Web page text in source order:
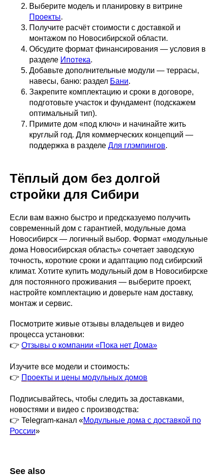
Выберите модель и планировку в витрине
Проекты.
Получите расчёт стоимости с доставкой и
монтажом по Новосибирской области.
Обсудите формат финансирования — условия в
разделе Ипотека.
Добавьте дополнительные модули — террасы,
навесы, баню: раздел Бани.
Закрепите комплектацию и сроки в договоре,
подготовьте участок и фундамент (подскажем
оптимальный тип).
Примите дом «под ключ» и начинайте жить
круглый год. Для коммерческих концепций —
поддержка в разделе Для глэмпингов.
Тёплый дом без долгой
стройки для Сибири
Если вам важно быстро и предсказуемо получить
современный дом с гарантией, модульные дома
Новосибирск — логичный выбор. Формат «модульные
дома Новосибирская область» сочетает заводскую
точность, короткие сроки и адаптацию под сибирский
климат. Хотите купить модульный дом в Новосибирске
для постоянного проживания — выберите проект,
настройте комплектацию и доверьте нам доставку,
монтаж и сервис.
Посмотрите живые отзывы владельцев и видео
процесса установки:
👉 Отзывы о компании «Пока нет Дома»
Изучите все модели и стоимость:
👉 Проекты и цены модульных домов
Подписывайтесь, чтобы следить за доставками,
новостями и видео с производства:
👉 Telegram-канал «Модульные дома с доставкой по
России»
See also